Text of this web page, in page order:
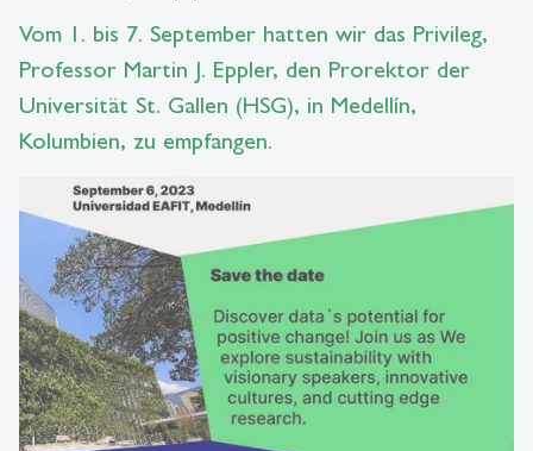
Vom 1. bis 7. September hatten wir das Privileg,
Professor Martin J. Eppler, den Prorektor der
Universität St. Gallen (HSG), in Medellín,
Kolumbien, zu empfangen.